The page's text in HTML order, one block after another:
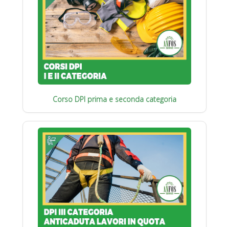
Corso DPI prima e seconda categoria